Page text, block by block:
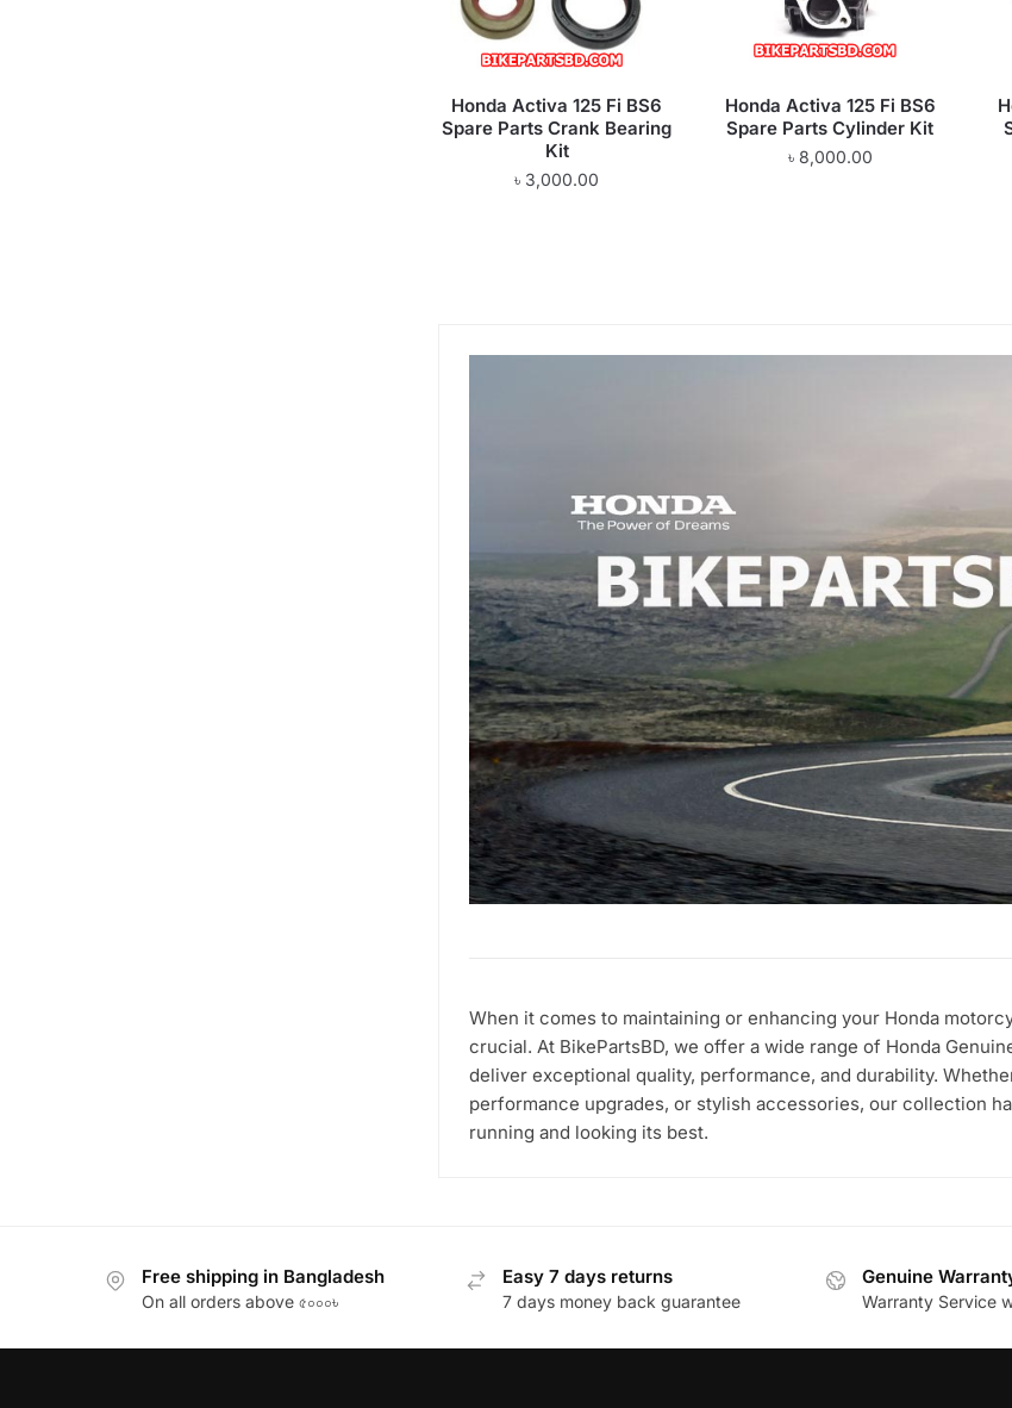
Honda Activa 125 Fi BS6
Spare Parts Crank Bearing
Kit
৳ 3,000.00
Honda Activa 125 Fi BS6
Spare Parts Cylinder Kit
৳ 8,000.00
When it comes to maintaining or enhancing your Honda
crucial. At BikePartsBD, we offer a wide range of Honda
deliver exceptional quality, performance, and durability.
performance upgrades, or stylish accessories, our collection
running and looking its best.
Free shipping in Bangladesh
On all orders above ৫০০০৳
Easy 7 days returns
7 days money back guarantee
Genuine
Warranty Service